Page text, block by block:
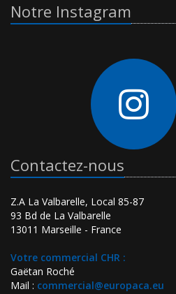
Notre Instagram
Contactez-nous
Z.A La Valbarelle, Local 85-87
93 Bd de La Valbarelle
13011 Marseille - France
Votre commercial CHR :
Gaëtan Roché
Mail : commercial@europaca.eu